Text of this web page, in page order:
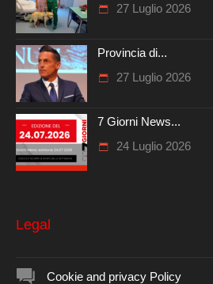
27 Luglio 2026
Provincia di...
27 Luglio 2026
7 Giorni News...
24 Luglio 2026
Legal
Cookie and privacy Policy